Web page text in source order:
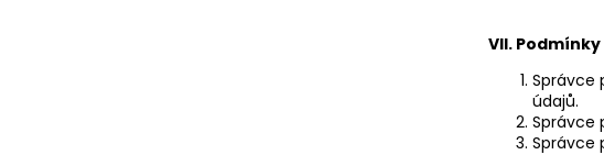
VII.
Správce
údajů.
Správce
Správce